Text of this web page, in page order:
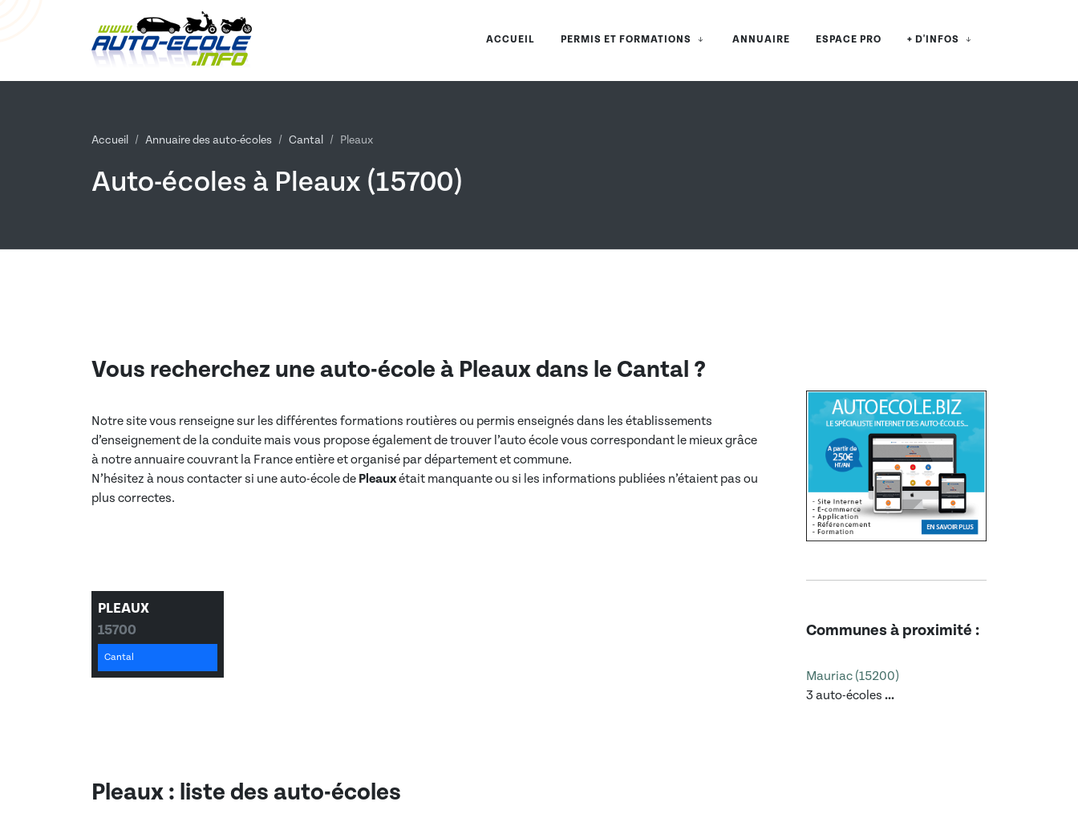
ACCUEIL PERMIS ET FORMATIONS ANNUAIRE ESPACE PRO + D'INFOS
Accueil Annuaire des auto-écoles Cantal Pleaux
Auto-écoles à Pleaux (15700)
Vous recherchez une auto-école à Pleauxdans le Cantal ?
Notre site vous renseigne sur les différentes formations routières ou permis enseignés dans les établissements
d’enseignement de la conduite mais vous propose également de trouver l’auto école vous correspondant le mieux grâce
à notre annuaire couvrant la France entière et organisé par département et commune.
N’hésitez à nous contacter si une auto-école de Pleauxétait manquante ou si les informations publiées n’étaient pas ou
plus correctes.
PLEAUX
15700
Cantal
Communes à proximité :
Mauriac (15200)
3 auto-écoles ...
Pleaux : liste des auto-écoles